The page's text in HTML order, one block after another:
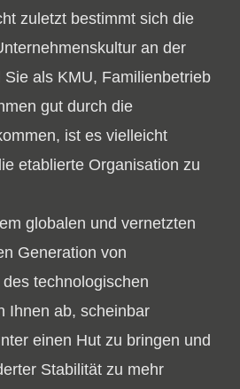
zuletzt bestimmt sich die
an der
als KMU, Familienbetrieb
gut durch die
ist es vielleicht
etablierte Organisation zu
globalen und vernetzten
Generation von
technologischen
Ihnen ab, scheinbar
einen Hut zu bringen und
Stabilität zu mehr